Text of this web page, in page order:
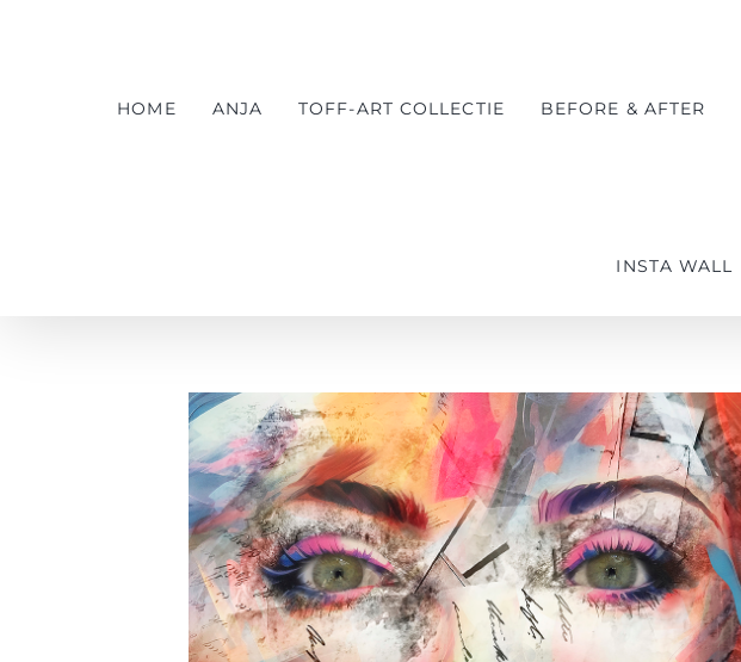
HOME ANJA TOFF-ART COLLECTIE BEFORE & AFTER
INSTA WALL